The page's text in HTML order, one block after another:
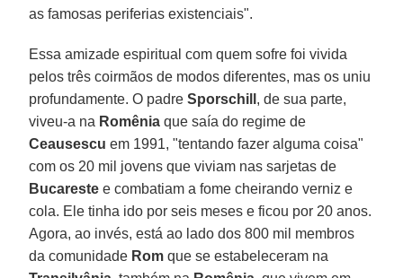
as famosas periferias existenciais".
Essa amizade espiritual com quem sofre foi vivida
pelos três coirmãos de modos diferentes, mas os uniu
profundamente. O padreSporschill , de sua parte,
viveu-a na Romênia que saía do regime de
Ceausescu em 1991, "tentando fazer alguma coisa"
com os 20 mil jovens que viviam nas sarjetas de
Bucareste e combatiam a fome cheirando verniz e
cola. Ele tinha ido por seis meses e ficou por 20 anos.
Agora, ao invés, está ao lado dos 800 mil membros
da comunidade Rom que se estabeleceram na